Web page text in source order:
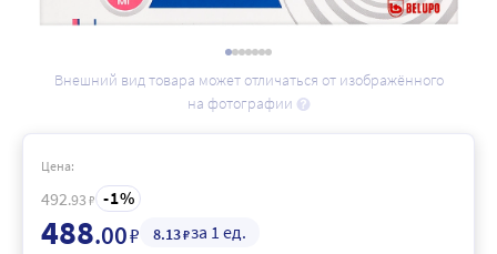
Внешний вид товара может отличаться от изображённого
на фотографии
Цена:
492.93 ₽ 1
488.00₽ 8.13₽за 1 ед.